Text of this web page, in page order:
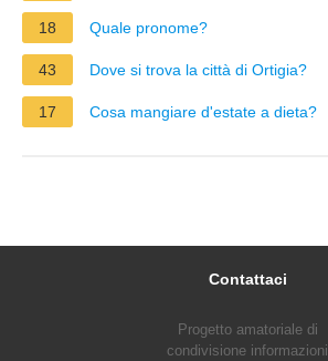
18 Quale pronome?
43 Dove si trova la città di Ortigia?
17 Cosa mangiare d'estate a dieta?
Contattaci
Progetto amatoriale di
condivisione informazioni